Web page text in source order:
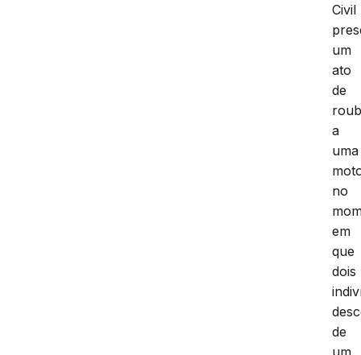
Civil
um
ato
de
a
uma
no
em
que
dois
de